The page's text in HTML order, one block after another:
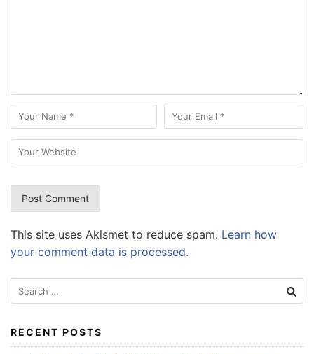
This site uses Akismet to reduce spam. Learn how
your comment data is processed.
Search
for:
RECENT POSTS